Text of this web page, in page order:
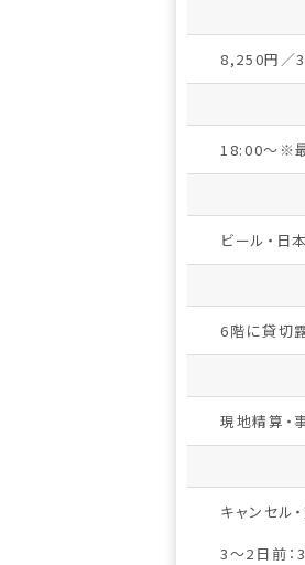
8,250円／
18:00～※
ビール・日
6階に貸切
現地精算・
キャンセル
3～2日前：